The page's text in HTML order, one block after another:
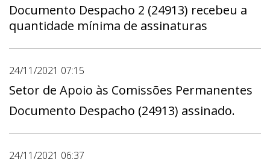
Documento Despacho 2 (24913) recebeu a
quantidade mínima de assinaturas
24/11/2021 07:15
Setor de Apoio às Comissões Permanentes
Documento Despacho (24913) assinado.
24/11/2021 06:37